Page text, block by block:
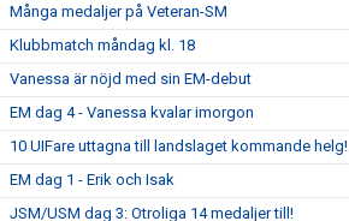
Många medaljer på Veteran-SM
Klubbmatch måndag kl. 18
Vanessa är nöjd med sin EM-debut
EM dag 4 - Vanessa kvalar imorgon
10 UIFare uttagna till landslaget kommande helg!
EM dag 1 - Erik och Isak
JSM/USM dag 3: Otroliga 14 medaljer till!